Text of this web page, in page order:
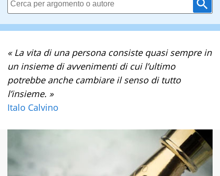
« La vita di una persona consiste quasi sempre in
un insieme di avvenimenti di cui l’ultimo
potrebbe anche cambiare il senso di tutto
l’insieme. »
Italo Calvino